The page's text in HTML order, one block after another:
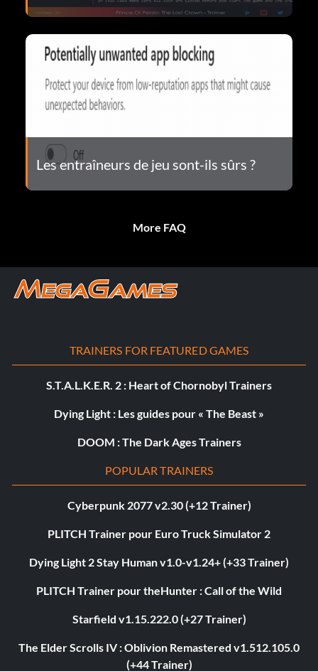
Les entraîneurs de jeu sont-ils sûrs ?
More FAQ
TRAINERS FOR FEATURED GAMES
S.T.A.L.K.E.R. 2 : Heart of Chornobyl Trainers
Dying Light : Les guides pour « The Beast »
DOOM : The Dark Ages Trainers
POPULAR TRAINERS
Cyberpunk 2077 v2.30 (+12 Trainer)
PLITCH Trainer pour Euro Truck Simulator 2
Dying Light 2 Stay Human v1.0-v1.24+ (+33 Trainer)
PLITCH Trainer pour theHunter : Call of the Wild
Starfield v1.15.222.0 (+27 Trainer)
The Elder Scrolls IV : Oblivion Remastered v1.512.105.0
(+44 Trainer)